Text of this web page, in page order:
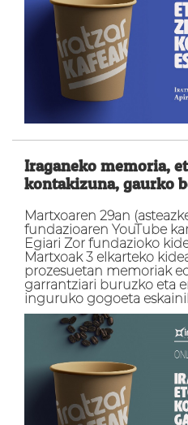
Iraganeko memoria,
kontakizuna, gaurko
Martxoaren 29an
fundazioaren YouTube
Egiari Zor fundazioko
Martxoak 3 elkarteko
prozesuetan memoriak
garrantziari buruzko eta
inguruko gogoeta